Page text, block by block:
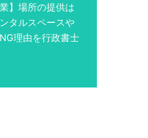
】場所の提供は
タルスペースや
理由を行政書士